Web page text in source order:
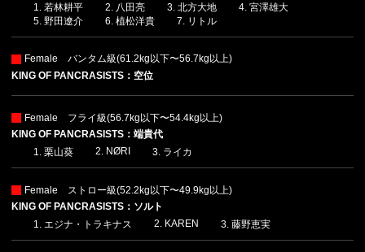
若林耕平
八田亮 北方大地
宮澤雄大
野田遼介
植松洋貴 リトル
Female バンタム級(61.2kg以下〜56.7kg以上)
KING OF PANCRASISTS：空位
Female フライ級(56.7kg以下〜54.4kg以上)
KING OF PANCRASISTS：端貴代
栗山葵
NØRI ライカ
Female ストロー級(52.2kg以下〜49.9kg以上)
KING OF PANCRASISTS：ソルト
エジナ・トラキナス
KAREN 藤野恵実